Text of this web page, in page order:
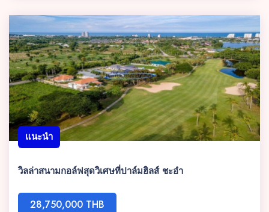
แนะนำ
วิลล่าสนามกอล์ฟสุดวิเศษที่ปาล์มฮิลส์ ชะอำ
28,750,000 THB